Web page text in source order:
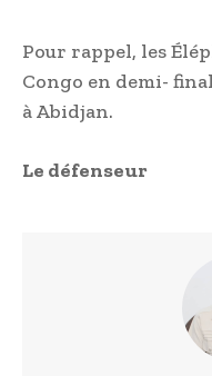
Pour rappel, les
Congo en demi-
à Abidjan.
Le défenseur